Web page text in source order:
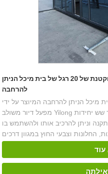
גרסה מוקטנת של 20 רגל של בית מיכל הניתן
להרחבה
של 20 רגל של בית מיכל הניתן להרחבה המיוצר על ידי
מפעל דיור משולב Yilong היא קטנה בגודלה ויכולה להעביר שש יחידות
מהיר להתקנה וניתן להרכיב אותו ולהשתמש בו